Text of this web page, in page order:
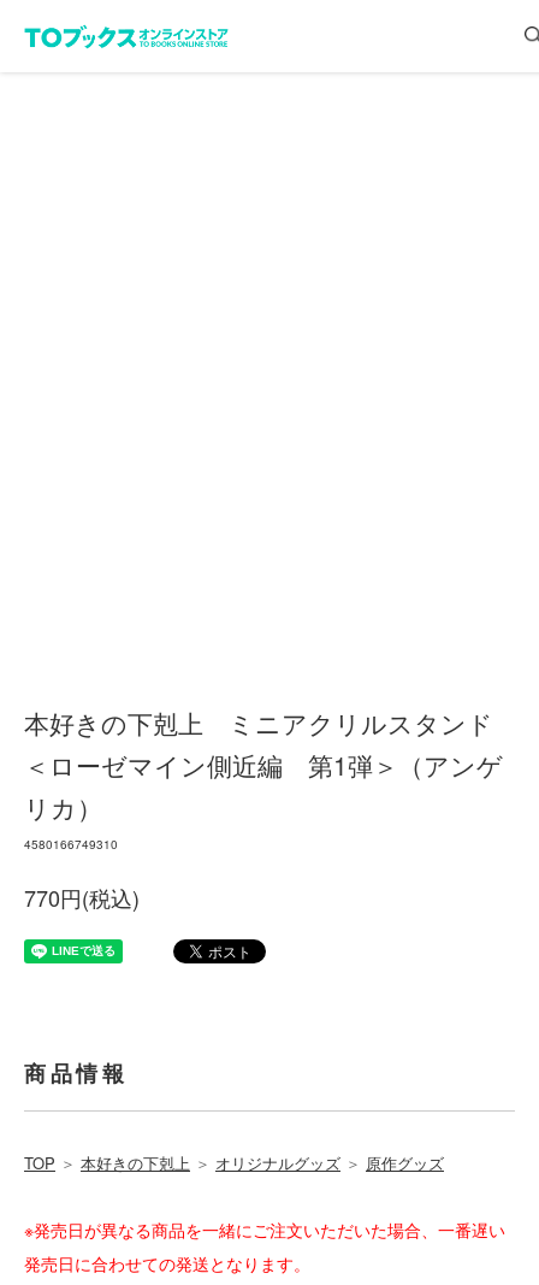
本好きの下剋上 ミニアクリルスタンド
＜ローゼマイン側近編 第1弾＞（アンゲ
リカ）
4580166749310
770円(税込)
商品情報
TOP ＞ 本好きの下剋上 ＞ オリジナルグッズ ＞ 原作グッズ
※発売日が異なる商品を一緒にご注文いただいた場合、一番遅い
発売日に合わせての発送となります。